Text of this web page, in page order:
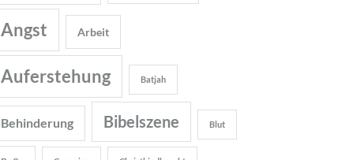
Angst Arbeit
Auferstehung Batjah
Behinderung Bibelszene Blut